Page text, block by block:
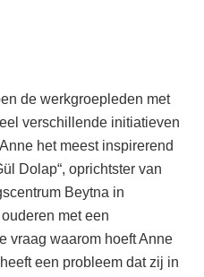
de werkgroepleden met
verschillende initiatieven
het meest inspirerend
Dolap“, oprichtster van
Beytna in
met een
vraag waarom hoeft Anne
een probleem dat zij in